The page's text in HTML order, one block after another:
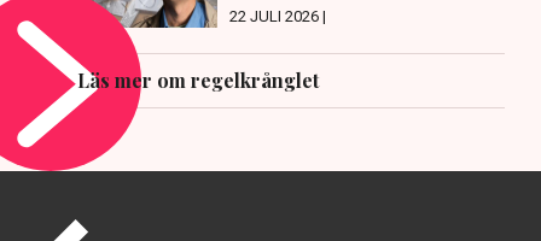
22 JULI 2026 |
Läs mer om regelkrånglet